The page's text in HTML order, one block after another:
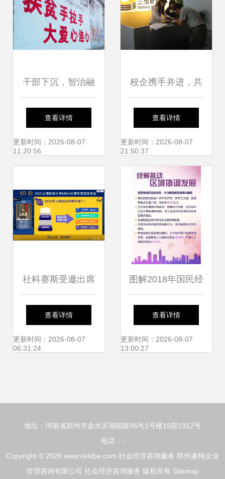
作高质量发展
干部下沉，智治融
合 岳西县以社会咨
询服务推动基层治
查看详情
更新时间：2026-08-07
11:20:56
校企携手并进，共
筑公益桥梁 三恒财
富济南财经类专场
高考咨询会侧记
查看详情
更新时间：2026-08-07
21:50:37
社科赛斯受邀出席
上海财经大学MBA
项目三十周年发布
务新机遇
查看详情
更新时间：2026-08-07
06:31:24
图解2018年国民经
济和社会发展计划
执行情况
查看详情
更新时间：2026-08-07
13:00:27
地址：河南省郑州市金水区南阳路96号1号楼19层1912号
电话：-
Copyright © 2026 www.nkkibe.com 社会经济咨询服务 郑州遂纯企业
管理咨询有限公司 社会经济咨询服务 版权所有 Sitemap